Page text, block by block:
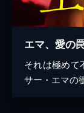
エマ、愛の
それは極めて
サー・エマの